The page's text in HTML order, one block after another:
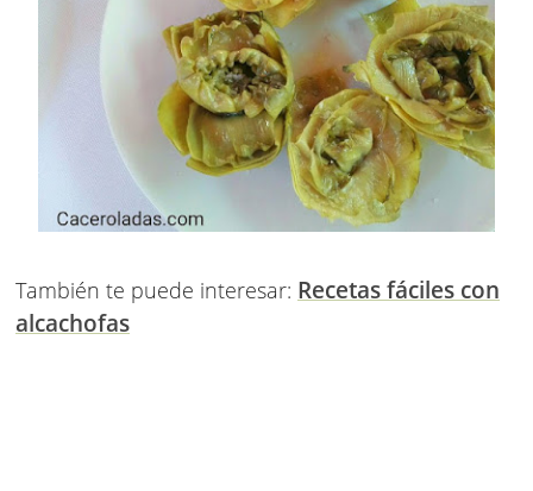
También te puede interesar: Recetas fáciles con
alcachofas